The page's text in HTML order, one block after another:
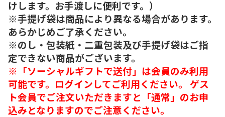
けします。お手渡しに便利です。）
※手提げ袋は商品により異なる場合があります。
あらかじめご了承ください。
※のし・包装紙・二重包装及び手提げ袋はご指
定できない商品がございます。
※「ソーシャルギフトで送付」は会員のみ利用
可能です。ログインしてご利用ください。 ゲス
ト会員でご注文いただきますと「通常」のお申
込みとなりますのでご注意ください。